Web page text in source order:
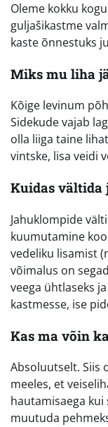
Oleme kokku
guljašikastme
kaste õnnestuks
Miks mu liha
Kõige levinum
Sidekude vajab
olla liiga taine
vintske, lisa veidi
Kuidas vältida
Jahuklompide
kuumutamine
vedeliku lisamist
võimalus on
veega ühtlaseks
kastmesse, ise
Kas ma võin
Absoluutselt. Siis
meeles, et
hautamisaega kui
muutuda